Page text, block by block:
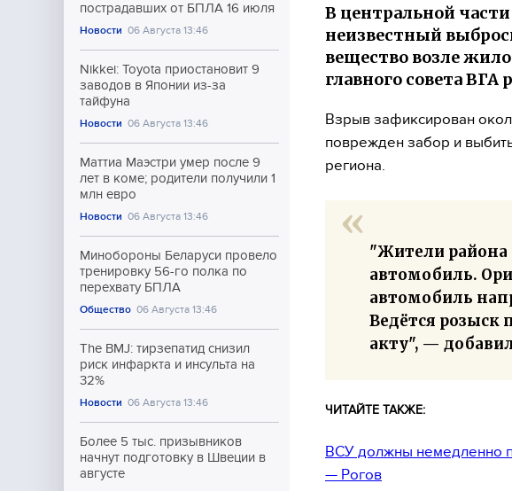
пострадавших от БПЛА 16 июля
Новости 06 Августа 13:46
Nikkei: Toyota приостановит 9
заводов в Японии из-за
тайфуна
Новости 06 Августа 13:46
Маттиа Маэстри умер после 9
лет в коме; родители получили 1
млн евро
Новости 06 Августа 13:46
Минобороны Беларуси провело
тренировку 56-го полка по
перехвату БПЛА
Общество 06 Августа 13:46
The BMJ: тирзепатид снизил
риск инфаркта и инсульта на
32%
Новости 06 Августа 13:46
Более 5 тыс. призывников
начнут подготовку в Швеции в
августе
В центральной
неизвестный
вещество возле
главного совета ВГА
Взрыв зафиксирован
поврежден забор и
региона.
"Жители района
автомобиль.
автомобиль
Ведётся розыск
акту", —
ЧИТАЙТЕ ТАКЖЕ:
ВСУ должны немедленно
— Рогов